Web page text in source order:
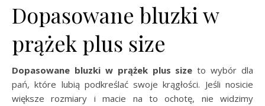
Dopasowane bluzki w
prążek plus size
Dopasowane bluzki w prążek plus size to wybór dla
pań, które lubią podkreślać swoje krągłości. Jeśli nosicie
większe rozmiary i macie na to ochotę, nie widzimy